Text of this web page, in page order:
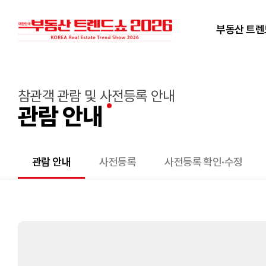
부동산 트
참관객 관람 및 사전등록 안내
관람 안내
관람 안내 사전등록 사전등록 확인·수정